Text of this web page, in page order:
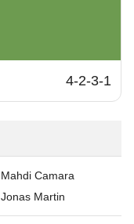
4-2-3-1
Mahdi Camara
Jonas Martin